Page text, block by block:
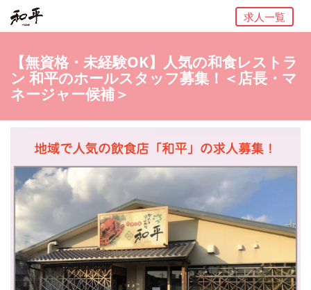
求人一覧
【無資格・未経験OK】人気の和食レストラ
ン 和平のホールスタッフ募集！＜店長・マ
ネージャー候補＞